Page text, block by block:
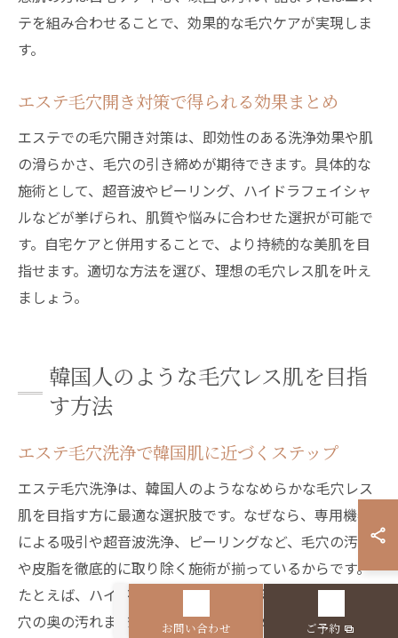
テを組み合わせることで、効果的な毛穴ケアが実現しま
す。
エステ毛穴開き対策で得られる効果まとめ
エステでの毛穴開き対策は、即効性のある洗浄効果や肌
の滑らかさ、毛穴の引き締めが期待できます。具体的な
施術として、超音波やピーリング、ハイドラフェイシャ
ルなどが挙げられ、肌質や悩みに合わせた選択が可能で
す。自宅ケアと併用することで、より持続的な美肌を目
指せます。適切な方法を選び、理想の毛穴レス肌を叶え
ましょう。
韓国人のような毛穴レス肌を目指
す方法
エステ毛穴洗浄で韓国肌に近づくステップ
エステ毛穴洗浄は、韓国人のようななめらかな毛穴レス
肌を目指す方に最適な選択肢です。なぜなら、専用機器
による吸引や超音波洗浄、ピーリングなど、毛穴の汚れ
や皮脂を徹底的に取り除く施術が揃っているからです。
たとえば、ハイドラフェイシャルは水流と吸引の力で毛
穴の奥の汚れまで洗浄し、肌表面をなめらかに整えま
お問い合わせ ご予約